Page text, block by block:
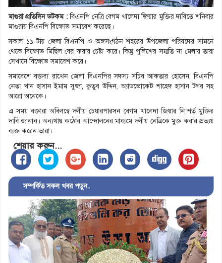
মাগুরা প্রতিদিন ডটকম :বিএনপি নেত্রি বেগম খালেদা জিয়ার মুক্তির দাবিতে শনিবার
মাগুরায় বিএনপি বিক্ষোভ সমাবেশ করেছে।
সকাল ১১ টায় জেলা বিএনপি ও অঙ্গসংগঠন শহরের উপজেলা পরিষদের সামনে
থেকে বিক্ষোভ মিছিল বের করার চেষ্টা করে। কিন্তু পুলিশের সম্মতি না মেলায় তারা
সেখানে বিক্ষোভ সমাবেশ করে।
সমাবেশে বক্তব্য রাখেন জেলা বিএনপির সদস্য সচিব আকতার হোসেন, বিএনপি
নেতা খান হাসান ইমাম সুজা, কুতুব উদ্দিন, অ্যাডভোকেট শাহেদ হাসান টগর সহ
আরো অনেকে।
এ সময় বক্তারা অবিলম্বে দলীয় চেয়ারপারসন বেগম খালেদা জিয়ার নি:শর্ত মুক্তির
দাবি জানান। অন্যথায় কঠোর আন্দোলনের মাধ্যমে দলীয় নেত্রিকে মুক্ত করার প্রত্যয়
ব্যক্ত করেন তারা।
শেয়ার করুন...
সম্পর্কিত সকল খবর পড়ুন..